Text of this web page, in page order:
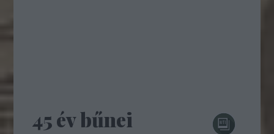
45 év bűnei